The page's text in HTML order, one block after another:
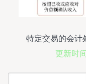
特定交易的会计
更新时